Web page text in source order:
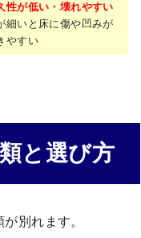
性が低い・壊れやすい
細いと床に傷や凹みが
やすい
と選び方
別れます。